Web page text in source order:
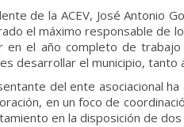
de la ACEV, José Antonio
el máximo responsable de
en el año completo de
desarrollar el municipio, tanto
del ente asociacional
en un foco de
en la disposición de